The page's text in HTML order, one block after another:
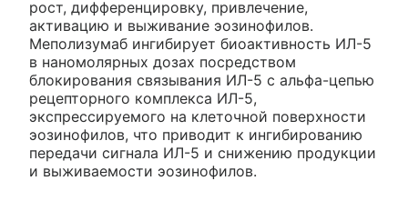
рост, дифференцировку, привлечение,
активацию и выживание эозинофилов.
Меполизумаб ингибирует биоактивность ИЛ-5
в наномолярных дозах посредством
блокирования связывания ИЛ-5 с альфа-цепью
рецепторного комплекса ИЛ-5,
экспрессируемого на клеточной поверхности
эозинофилов, что приводит к ингибированию
передачи сигнала ИЛ-5 и снижению продукции
и выживаемости эозинофилов.